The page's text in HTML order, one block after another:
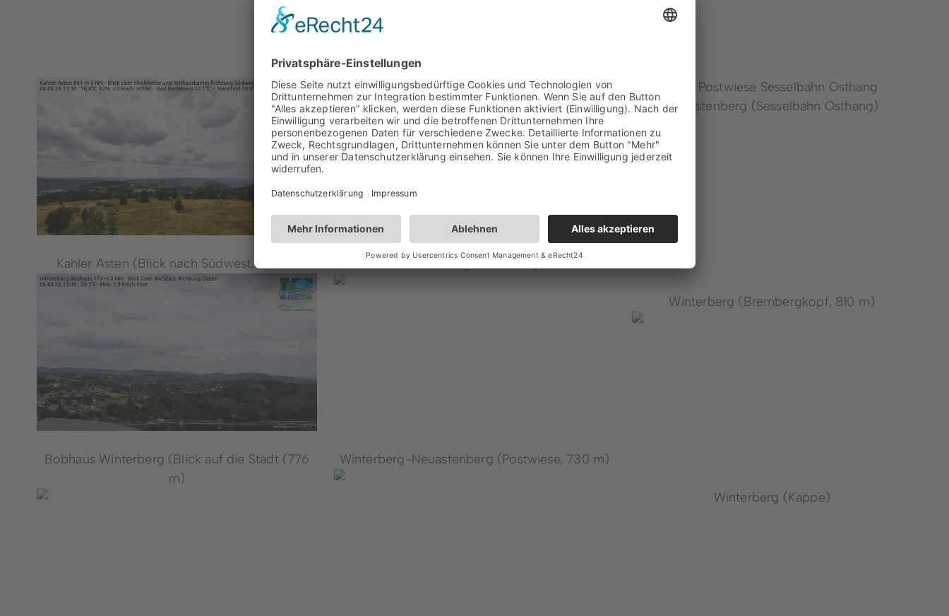
Kahler Asten (Blick nach Südwest, 841 m)
Bobhaus Winterberg (Blick auf die Stadt (776
m)
Winterberg (Sürenberg)
Winterberg-Neuastenberg (Postwiese, 730 m)
Neuastenberg (Sesselbahn Osthang)
Winterberg (Brembergkopf, 810 m)
Winterberg (Kappe)